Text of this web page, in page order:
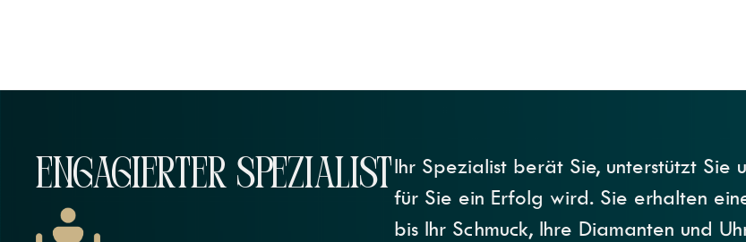
ENGAGIERTER SPEZIALISTIhr Spezialist berät Sie, unterstützt
für Sie ein Erfolg wird. Sie erhalten
bis Ihr Schmuck, Ihre Diamanten und